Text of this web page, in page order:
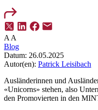
A A
Blog
Datum: 26.05.2025
Autor(en): Patrick Leisibach
Ausländerinnen und
«Unicorns» stehen, also
den Promovierten in den